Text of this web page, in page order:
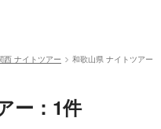
西 ナイトツアー 和歌山県 ナイトツアー
ー：1件